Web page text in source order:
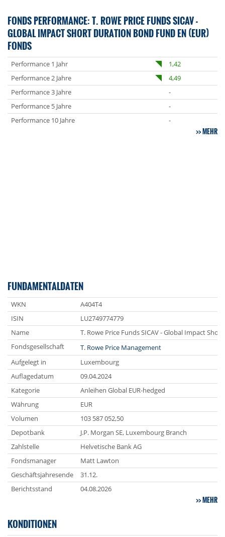
FONDS PERFORMANCE: T. ROWE PRICE FUNDS SICAV -
GLOBAL IMPACT SHORT DURATION BOND FUND EN (EUR)
FONDS
Performance 1 Jahr
1,42
Performance 2 Jahre
4,49
Performance 3 Jahre
-
Performance 5 Jahre
-
Performance 10 Jahre
-
MEHR
FUNDAMENTALDATEN
WKN
A404T4
ISIN
LU2749774779
Name
T. Rowe Price Funds SICAV - Global Impact
Fondsgesellschaft
T. Rowe Price Management
Aufgelegt in
Luxembourg
Auflagedatum
09.04.2024
Kategorie
Anleihen Global EUR-hedged
Währung
EUR
Volumen
103 587 052,50
Depotbank
J.P. Morgan SE, Luxembourg Branch
Zahlstelle
Helvetische Bank AG
Fondsmanager
Matt Lawton
Geschäftsjahresende
31.12.
Berichtsstand
04.08.2026
MEHR
KONDITIONEN